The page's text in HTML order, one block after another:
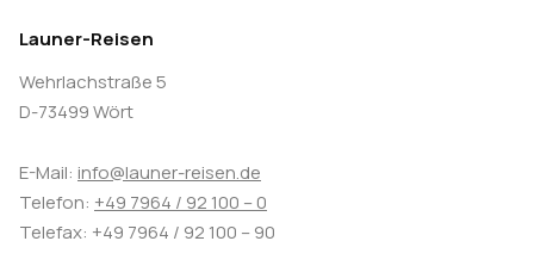
Launer-Reisen
Wehrlachstraße 5
D-73499 Wört
E-Mail: info@launer-reisen.de
Telefon: +49 7964 / 92 100 – 0
Telefax: +49 7964 / 92 100 – 90